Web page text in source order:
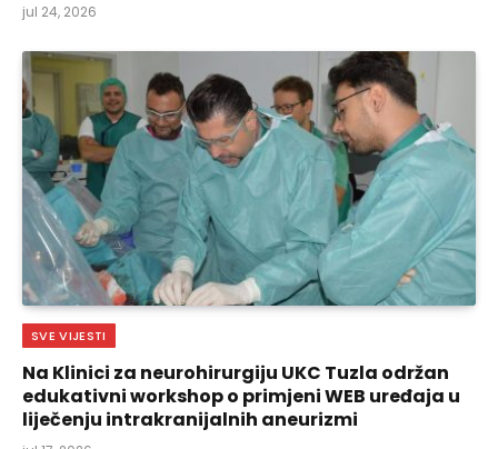
jul 24, 2026
SVE VIJESTI
Na Klinici za neurohirurgiju UKC Tuzla održan
edukativni workshop o primjeni WEB uređaja u
liječenju intrakranijalnih aneurizmi